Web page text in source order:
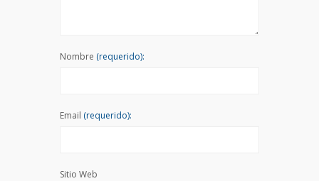
Nombre (requerido):
Email (requerido):
Sitio Web